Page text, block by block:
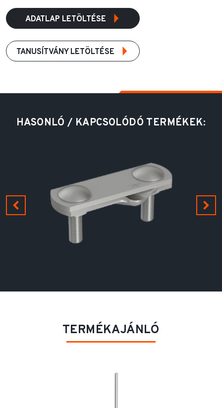
ADATLAP LETÖLTÉSE
TANUSÍTVÁNY LETÖLTÉSE
HASONLÓ / KAPCSOLÓDÓ TERMÉKEK:
TERMÉKAJÁNLÓ